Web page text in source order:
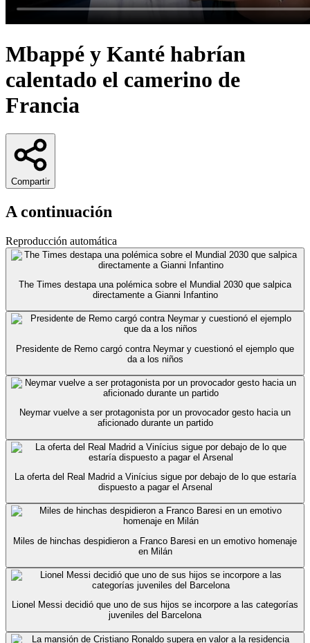
Mbappé y Kanté habrían
calentado el camerino de
Francia
Compartir
A continuación
Reproducción automática
The Times destapa una polémica sobre el Mundial 2030 que salpica
directamente a Gianni Infantino
Presidente de Remo cargó contra Neymar y cuestionó el ejemplo que
da a los niños
Neymar vuelve a ser protagonista por un provocador gesto hacia un
aficionado durante un partido
La oferta del Real Madrid a Vinícius sigue por debajo de lo que estaría
dispuesto a pagar el Arsenal
Miles de hinchas despidieron a Franco Baresi en un emotivo homenaje
en Milán
Lionel Messi decidió que uno de sus hijos se incorpore a las categorías
juveniles del Barcelona